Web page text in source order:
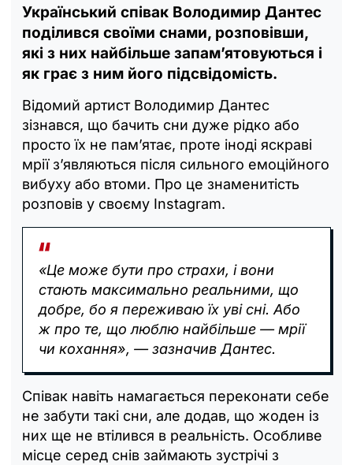
Український співак Володимир Дантес
поділився своїми снами, розповівши,
які з них найбільше запам’ятовуються і
як грає з ним його підсвідомість.
Відомий артист Володимир Дантес
зізнався, що бачить сни дуже рідко або
просто їх не пам’ятає, проте іноді яскраві
мрії з’являються після сильного емоційного
вибуху або втоми. Про це знаменитість
розповів у своєму Instagram.
«Це може бути про страхи, і вони
стають максимально реальними, що
добре, бо я переживаю їх уві сні. Або
ж про те, що люблю найбільше — мрії
чи кохання», — зазначив Дантес.
Співак навіть намагається переконати себе
не забути такі сни, але додав, що жоден із
них ще не втілився в реальність. Особливе
місце серед снів займають зустрічі з